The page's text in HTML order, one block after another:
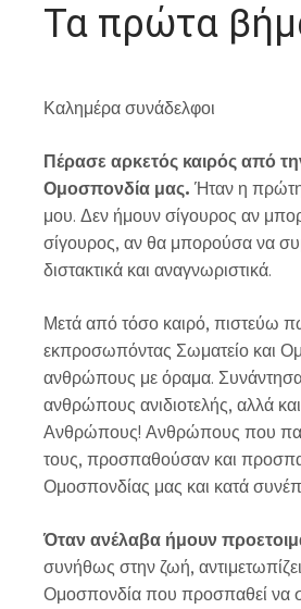
Τα πρώτα
Καλημέρα συνάδελφοι
Πέρασε αρκετός καιρός από
Ομοσπονδία μας. Ήταν η πρώτη
μου. Δεν ήμουν σίγουρος αν
σίγουρος, αν θα μπορούσα να
διστακτικά και αναγνωριστικά.
Μετά από τόσο καιρό, πιστεύω
εκπροσωπόντας Σωματείο και
ανθρώπους με όραμα.
ανθρώπους ανιδιοτελής, αλλά
Ανθρώπους! Ανθρώπους που παρ’
τους, προσπαθούσαν και
Ομοσπονδίας μας και κατά
Όταν ανέλαβα ήμουν
συνήθως στην ζωή,
Ομοσπονδία που προσπαθεί να